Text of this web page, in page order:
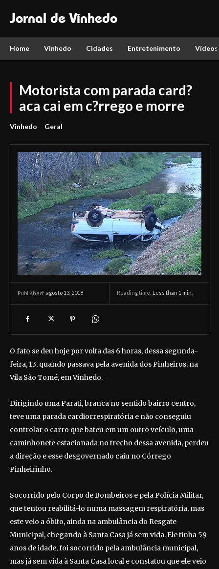
Jornal de Vinhedo
Home Vinhedo Cidades Entretenimento Vídeos
Motorista com parada card?
aca cai em c?rrego e morre
Vinhedo Geral
Published: agosto 13, 2018 Reading time: Less than 1 min.
O fato se deu hoje por volta das 6 horas, dessa segunda-
feira, 13, quando passava pela avenida dos Pinheiros, na
Vila São Tomé, em Vinhedo.
Dirigindo uma Parati, branca no sentido bairro centro,
teve uma parada cardiorrespiratória e não conseguiu
controlar o carro que bateu em um outro veículo, uma
caminhonete estacionada no trecho dessa avenida, perdeu
a direção e esse desgovernado caiu no Córrego
Pinheirinho.
Socorrido pelo Corpo de Bombeiros e pela Polícia Militar,
que tentou reabilitá-lo numa massagem respiratória, mas
este veio a óbito, ainda na ambulância do Resgate
Municipal, chegando à Santa Casa já sem vida. Ele tinha 59
anos de idade, foi socorrido pela ambulância municipal,
mas já sem vida à Santa Casa local e constatou que ele veio